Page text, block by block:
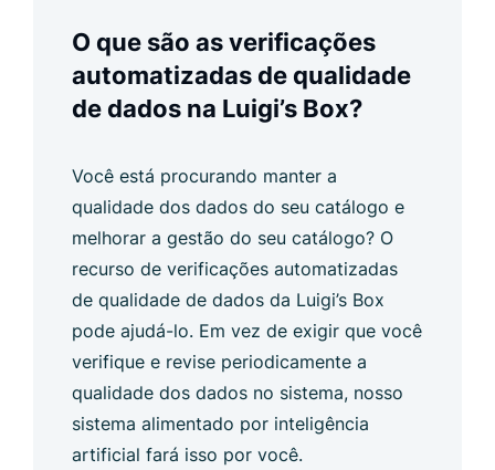
O que são as verificações
automatizadas de qualidade
de dados na Luigi’s Box?
Você está procurando manter a
qualidade dos dados do seu catálogo e
melhorar a gestão do seu catálogo? O
recurso de verificações automatizadas
de qualidade de dados da Luigi’s Box
pode ajudá-lo. Em vez de exigir que você
verifique e revise periodicamente a
qualidade dos dados no sistema, nosso
sistema alimentado por inteligência
artificial fará isso por você.